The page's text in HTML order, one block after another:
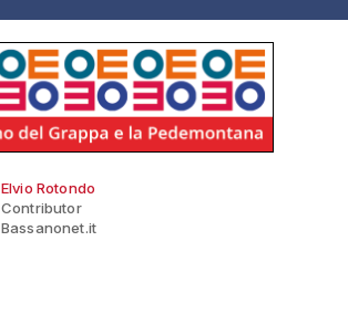
Elvio Rotondo
Contributor
Bassanonet.it